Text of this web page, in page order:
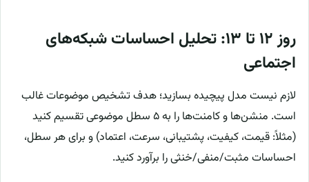
روز ۱۲ تا ۱۳: تحلیل احساسات شبکه‌های
اجتماعی
لازم نیست مدل پیچیده بسازید؛ هدف تشخیص موضوعات غالب
است. منشن‌ها و کامنت‌ها را به ۵ سطل موضوعی تقسیم کنید
(مثلاً: قیمت، کیفیت، پشتیبانی، سرعت، اعتماد) و برای هر سطل،
احساسات مثبت/منفی/خنثی را برآورد کنید.